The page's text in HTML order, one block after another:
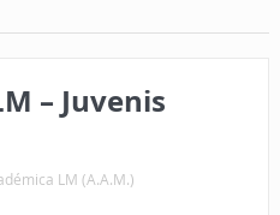
– Juvenis
LM (A.A.M.)